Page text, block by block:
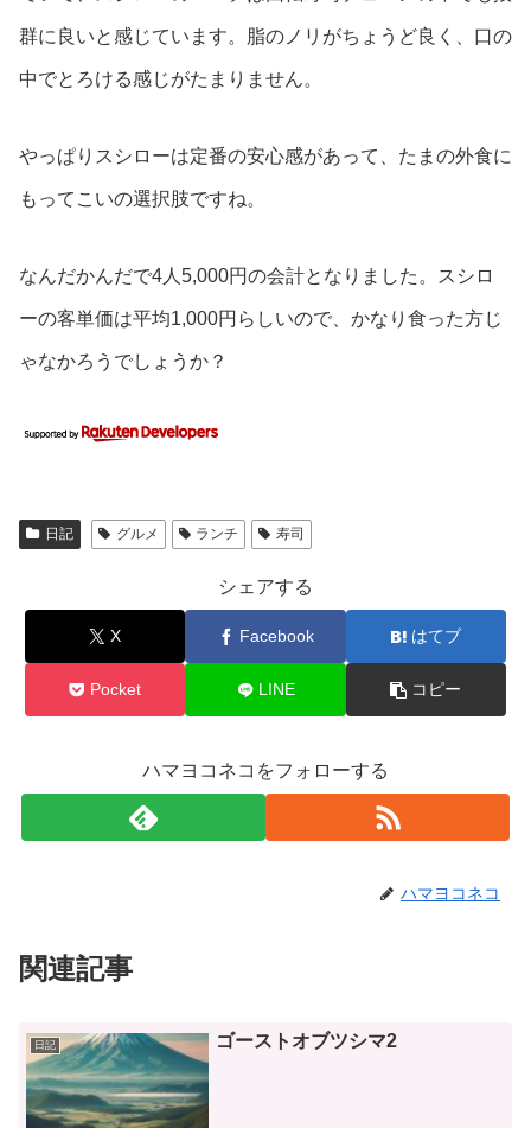
群に良いと感じています。脂のノリがちょうど良く、口の
中でとろける感じがたまりません。
やっぱりスシローは定番の安心感があって、たまの外食に
もってこいの選択肢ですね。
なんだかんだで4人5,000円の会計となりました。スシロ
ーの客単価は平均1,000円らしいので、かなり食った方じ
ゃなかろうでしょうか？
日記 グルメ ランチ 寿司
シェアする
X Facebook はてブ
Pocket LINE コピー
ハマヨコネコをフォローする
ハマヨコネコ
関連記事
日記 ゴーストオブツシマ2